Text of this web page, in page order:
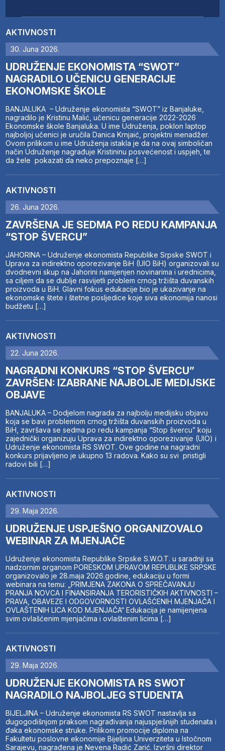
AKTIVNOSTI
30. Juna 2026.
UDRUŽENJE EKONOMISTA “SWOT”
NAGRADILO UČENICU GENERACIJE
EKONOMSKE ŠKOLE
BANJALUKA – Udruženje ekonomista “SWOT” iz Banjaluke,
nagradilo je Kristinu Malić, učenicu generacije 2022-2026
Ekonomske škole Banjaluka. U ime Udruženja, poklon laptop
najboljoj učenici je uručila Danica Krnjaić, projektni menadžer.
Ovom prilikom u ime Udruženja istakla je da na ovaj simboličan
način Udruženje nagrađuje Kristininu posvećenost i uspjeh, te
da žele pokazati da neko prepoznaje […]
AKTIVNOSTI
26. Juna 2026.
ZAVRŠENA JE SEDMA PO REDU KAMPANJA
“STOP ŠVERCU”
JAHORINA – Udruženje ekonomista Republike Srpske SWOT i
Uprava za indirektno oporezivanje BiH (UIO BiH) organizovali su
dvodnevni skup na Jahorini namijenjen novinarima i urednicima,
sa ciljem da se dublje rasvijetli problem crnog tržišta duvanskih
proizvoda u BiH. Glavni fokus edukacije bio je ukazivanje na
ekonomske štete i štetne posljedice koje siva ekonomija nanosi
budžetu […]
AKTIVNOSTI
22. Juna 2026.
NAGRADNI KONKURS “STOP ŠVERCU”
ZAVRŠEN: IZABRANE NAJBOLJE MEDIJSKE
OBJAVE
BANJALUKA – Dodjelom nagrada za najbolju medijsku objavu
koja se bavi problemom crnog tržišta duvanskih proizvoda u
BiH, završava se sedma po redu kampanja “Stop švercu” koju
zajednički organizuju Uprava za indirektno oporezivanje (UIO) i
Udruženje ekonomista RS SWOT. Ove godine na nagradni
konkurs prijavljeno je ukupno 13 radova. Kako su svi pristigli
radovi bili […]
AKTIVNOSTI
29. Maja 2026.
UDRUŽENJE USPJEŠNO ORGANIZOVALO
WEBINAR ZA MJENJAČE
Udruženje ekonomista Republike Srpske S.W.O.T. u saradnji sa
nadzornim organom PORESKOM UPRAVOM REPUBLIKE SRPSKE
organizovalo je 28.maja 2026.godine, edukaciju u formi
webinara na temu: „PRIMJENA ZAKONA O SPREČAVANJU
PRANJA NOVCA I FINANSIRANJA TERORISTIČKIH AKTIVNOSTI –
PRAVA, OBAVEZE I ODGOVORNOSTI OVLAŠĆENIH MJENJAČA I
OVLAŠTENIH LICA KOD MJENJAČA“ Edukacija je namijenjena
svim ovlašćenim mjenjačima i ovlaštenim licima […]
AKTIVNOSTI
29. Maja 2026.
UDRUŽENJE EKONOMISTA RS SWOT
NAGRADILO NAJBOLJEG STUDENTA
BIJELJINA – Udruženje ekonomista RS SWOT nastavlja sa
dugogodišnjom praksom nagrađivanja najuspješnijih studenata i
đaka ekonomske struke. Prilikom promocije diploma na
Fakultetu poslovne ekonomije Bijeljina Univerziteta u Istočnom
Sarajevu, nagrađena je Nevena Radić Zarić. Izvršni direktor